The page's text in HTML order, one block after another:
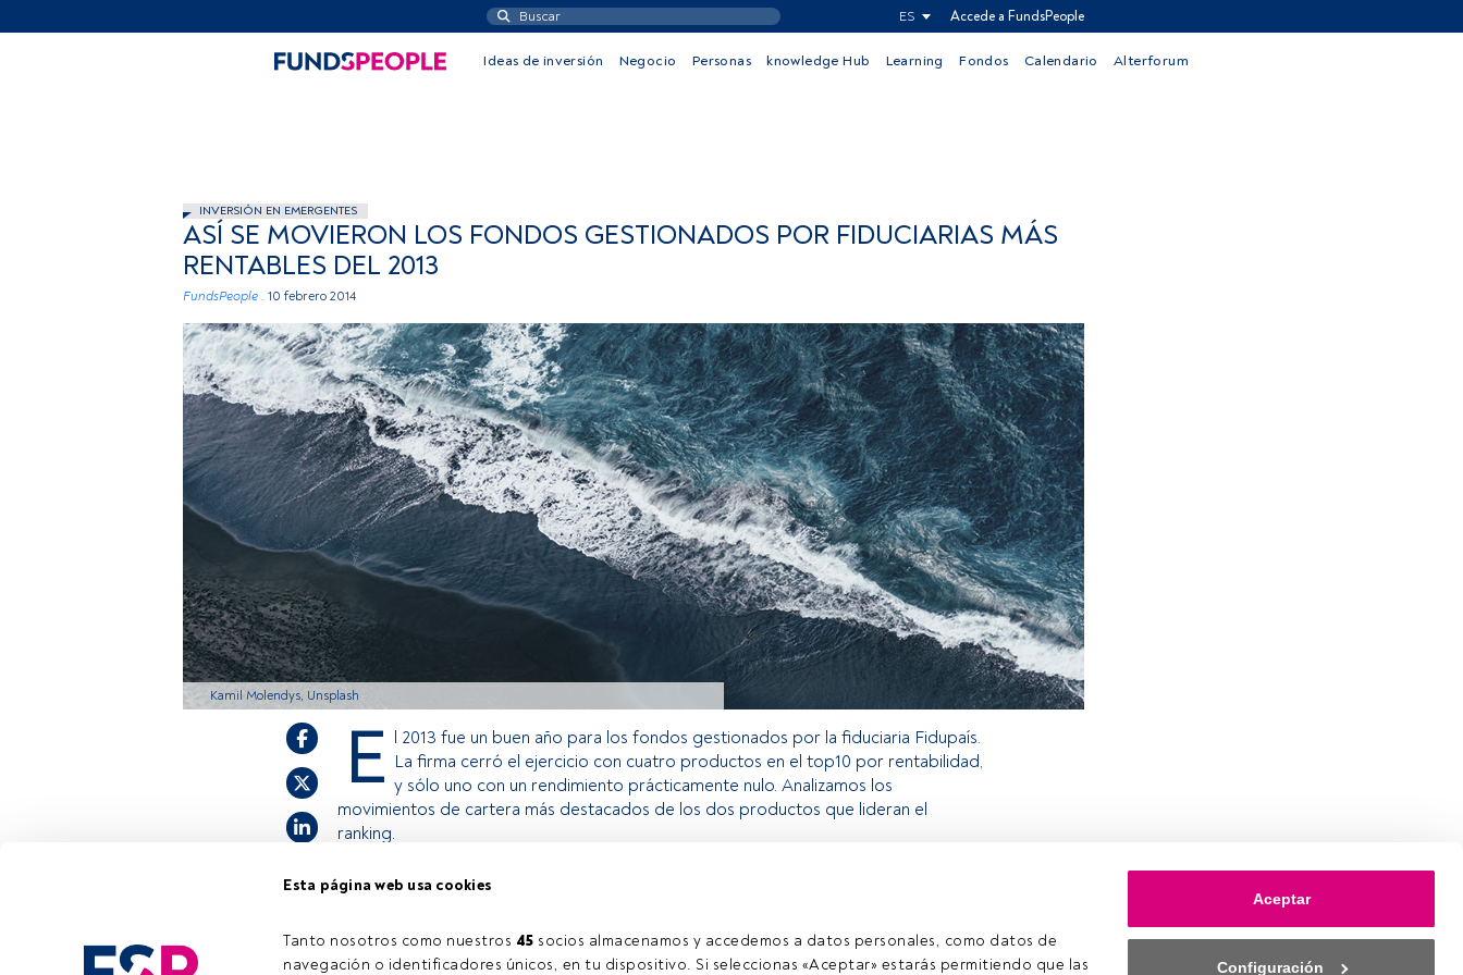
Esta página web usa cookies
Tanto nosotros como nuestros 45 socios almacenamos y accedemos a datos personales, como datos de
navegación o identificadores únicos, en tu dispositivo. Si seleccionas «Aceptar» estarás permitiendo que las
Aceptar
Configuración
ES Accede a FundsPeople
Ideas de inversión Negocio Personas knowledge Hub Learning Fondos Calendario Alterforum
INVERSIÓN EN EMERGENTES
ASÍ SE MOVIERON LOS FONDOS GESTIONADOS POR FIDUCIARIAS MÁS
RENTABLES DEL 2013
FundsPeople . 10 febrero 2014
Kamil Molendys, Unsplash
E l 2013 fue un buen año para los fondos gestionados por la fiduciaria Fidupaís.
La firma cerró el ejercicio con cuatro productos en el top10 por rentabilidad,
y sólo uno con un rendimiento prácticamente nulo. Analizamos los
movimientos de cartera más destacados de los dos productos que lideran el
ranking.
estás registrado, accede desde el botón Login. Si aún no tienes cuenta, te
invitamos a registrarte y disfrutar de todo el universo que ofrece FundsPeople.